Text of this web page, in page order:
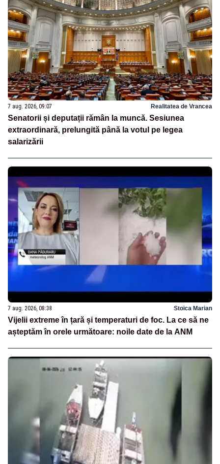
7 aug. 2026, 09:07 Realitatea de Vrancea
Senatorii și deputații rămân la muncă. Sesiunea
extraordinară, prelungită până la votul pe legea
salarizării
7 aug. 2026, 08:38 Stoica Marian
Vijelii extreme în țară și temperaturi de foc. La ce să ne
așteptăm în orele următoare: noile date de la ANM